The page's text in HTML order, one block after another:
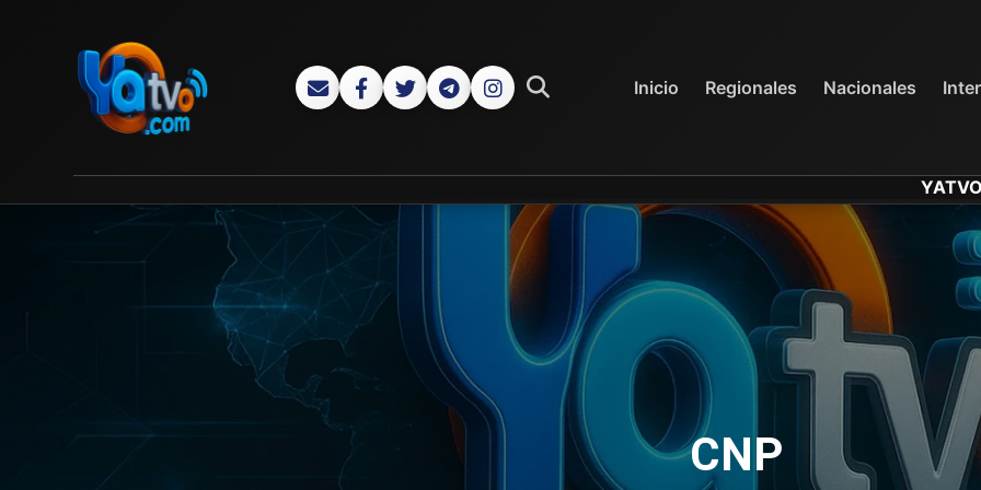
Inicio Regionales Nacionales
YATVO... Tu
CNP